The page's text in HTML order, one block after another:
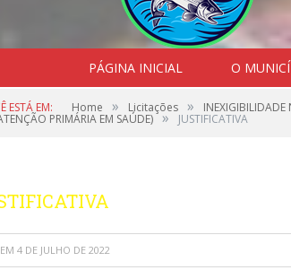
PÁGINA INICIAL O
ESTÁ EM: Home » Licitações »
PRIMÁRIA EM SAÚDE) » JUSTIFICATIVA
EM 4 DE JULHO DE 2022